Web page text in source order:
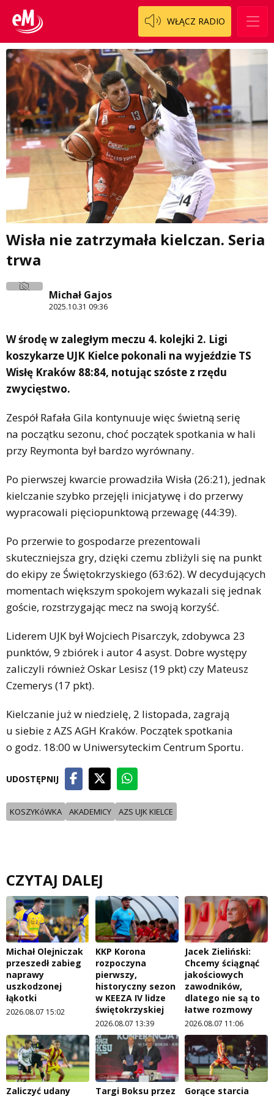
WŁĄCZ RADIO
Wisła nie zatrzymała kielczan. Seria
trwa
Michał Gajos
2025.10.31 09:36
W środę w zaległym meczu 4. kolejki 2. Ligi
koszykarze UJK Kielce pokonali na wyjeździe TS
Wisłę Kraków 88:84, notując szóste z rzędu
zwycięstwo.
Zespół Rafała Gila kontynuuje więc świetną serię
na początku sezonu, choć początek spotkania w hali
przy Reymonta był bardzo wyrównany.
Po pierwszej kwarcie prowadziła Wisła (26:21), jednak
kielczanie szybko przejęli inicjatywę i do przerwy
wypracowali pięciopunktową przewagę (44:39).
Po przerwie to gospodarze prezentowali
skuteczniejsza gry, dzięki czemu zbliżyli się na punkt
do ekipy ze Świętokrzyskiego (63:62). W decydujących
momentach większym spokojem wykazali się jednak
goście, rozstrzygając mecz na swoją korzyść.
Liderem UJK był Wojciech Pisarczyk, zdobywca 23
punktów, 9 zbiórek i autor 4 asyst. Dobre występy
zaliczyli również Oskar Lesisz (19 pkt) czy Mateusz
Czemerys (17 pkt).
Kielczanie już w niedzielę, 2 listopada, zagrają
u siebie z AZS AGH Kraków. Początek spotkania
o godz. 18:00 w Uniwersyteckim Centrum Sportu.
UDOSTĘPNIJ
KOSZYKóWKA AKADEMICY AZS UJK KIELCE
CZYTAJ DALEJ
Michał Olejniczak
przeszedł zabieg
naprawy
uszkodzonej
łąkotki
2026.08.07 15:02
KKP Korona
rozpoczyna
pierwszy,
historyczny sezon
w KEEZA IV lidze
świętokrzyskiej
2026.08.07 13:39
Jacek Zieliński:
Chcemy ściągnąć
jakościowych
zawodników,
dlatego nie są to
łatwe rozmowy
2026.08.07 11:06
Zaliczyć udany Targi Boksu przez Gorące starcia